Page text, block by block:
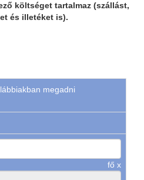
költséget tartalmaz (szállást,
és illetéket is).
megadni
fő x